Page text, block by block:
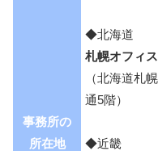
事務所の
所在地
◆北海道
札幌オフィス
（北海道札
通5階）
◆近畿